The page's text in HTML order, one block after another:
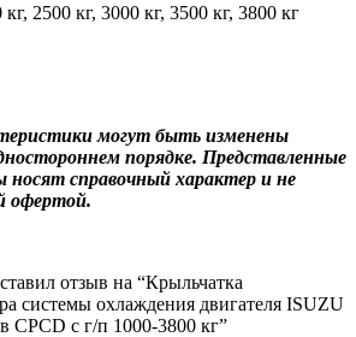
2500 кг, 3000 кг, 3500 кг, 3800 кг
могут быть изменены
порядке. Представленные
справочный характер и не
офертой.
отзыв на “Крыльчатка
системы охлаждения двигателя ISUZU
CPCD с г/п 1000-3800 кг”